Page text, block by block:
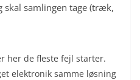
skal samlingen tage (træk,
her de fleste fejl starter.
elektronik samme løsning